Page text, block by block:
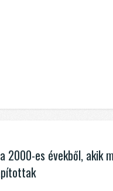
2000-es évekből, akik